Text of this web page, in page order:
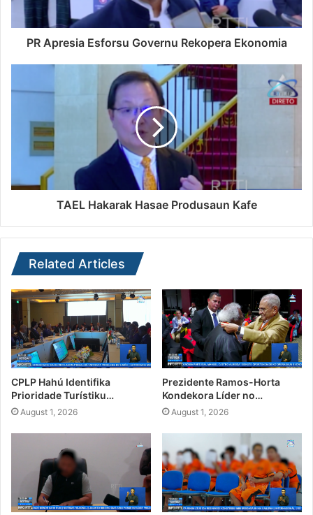
PR Apresia Esforsu Governu Rekopera Ekonomia
TAEL Hakarak Hasae Produsaun Kafe
Related Articles
CPLP Hahú Identifika
Prioridade Turístiku…
August 1, 2026
Prezidente Ramos-Horta
Kondekora Líder no…
August 1, 2026